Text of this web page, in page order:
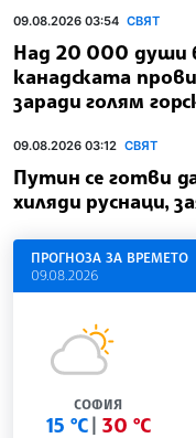
09.08.2026 03:54 СВЯТ
Над 20 000 души
канадската
заради голям
09.08.2026 03:12 СВЯТ
Путин се готви
хиляди руснаци,
ПРОГНОЗА ЗА ВРЕМЕТО
09.08.2026
СОФИЯ
15 °C 30 °C